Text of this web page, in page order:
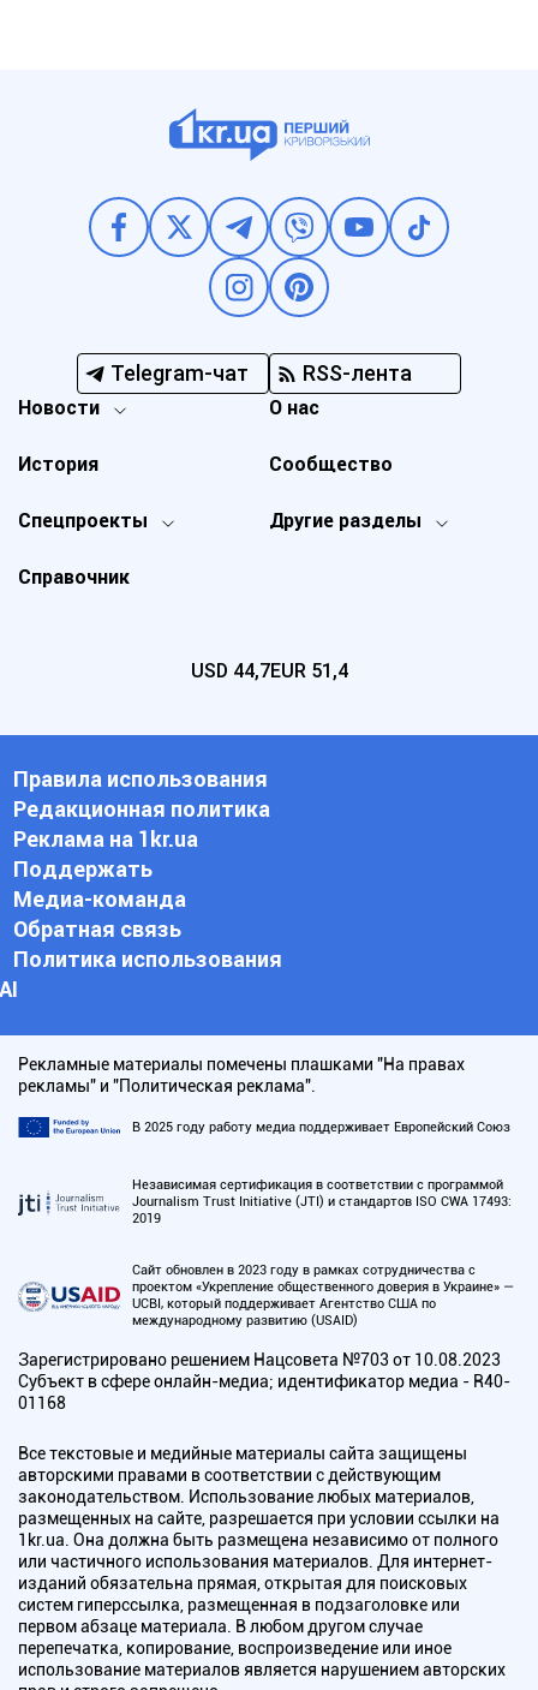
Telegram-чат RSS-лента
Новости
Спецпроекты Другие разделы
История
О нас
Справочник
Сообщество
USD 44,7EUR 51,4
Правила использования
Редакционная политика
Реклама на 1kr.ua
Поддержать
Медиа-команда
Обратная связь
Политика использования
АI
Рекламные материалы помечены плашками "На правах
рекламы" и "Политическая реклама".
В 2025 году работу медиа поддерживает Европейский Союз
Независимая сертификация в соответствии с программой
Journalism Trust Initiative (JTI) и стандартов ISO CWA 17493:
2019
Сайт обновлен в 2023 году в рамках сотрудничества с
проектом «Укрепление общественного доверия в Украине» —
UCBI, который поддерживает Агентство США по
международному развитию (USAID)
Зарегистрировано решением Нацсовета №703 от 10.08.2023
Субъект в сфере онлайн-медиа; идентификатор медиа - R40-
01168
Все текстовые и медийные материалы сайта защищены
авторскими правами в соответствии с действующим
законодательством. Использование любых материалов,
размещенных на сайте, разрешается при условии ссылки на
1kr.ua. Она должна быть размещена независимо от полного
или частичного использования материалов. Для интернет-
изданий обязательна прямая, открытая для поисковых
систем гиперссылка, размещенная в подзаголовке или
первом абзаце материала. В любом другом случае
перепечатка, копирование, воспроизведение или иное
использование материалов является нарушением авторских